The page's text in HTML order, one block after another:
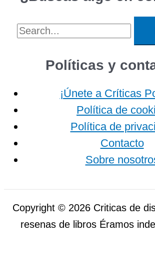
Buscar
por:
Políticas y
¡Únete a Críticas
Política de
Política de
Contacto
Sobre
Copyright © 2026 Criticas de
resenas de libros Éramos